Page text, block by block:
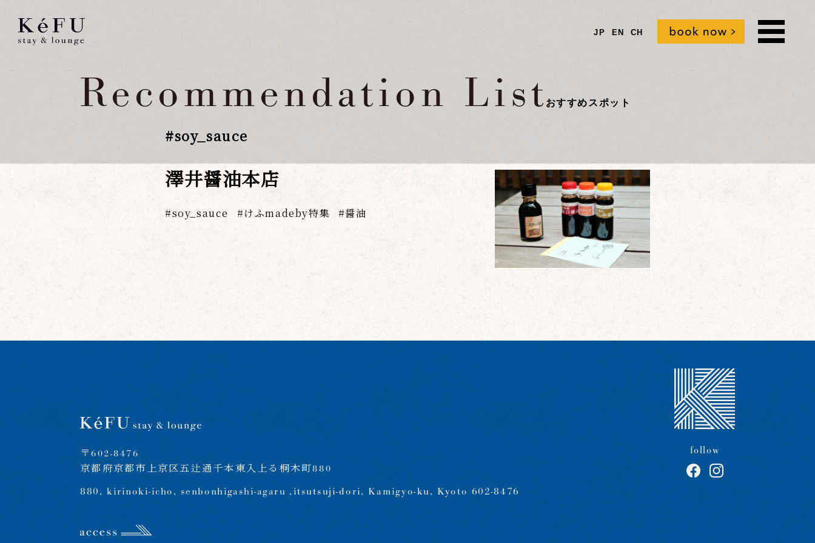
JP EN CH
Recommendation Listおすすめスポット
#soy_sauce
澤井醤油本店
soy_sauce けふmadeby特集 醤油
〒602-8476
京都府京都市上京区五辻通千本東入上る桐木町880
880, kirinoki-icho, senbonhigashi-agaru ,itsutsuji-dori, Kamigyo-ku, Kyoto 602-8476
follow